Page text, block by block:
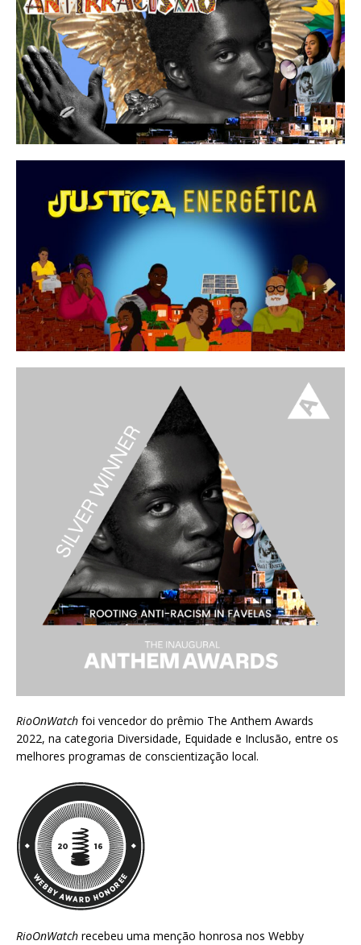
RioOnWatch foi vencedor do prêmio The Anthem Awards
2022, na categoria Diversidade, Equidade e Inclusão, entre os
melhores programas de conscientização local.
RioOnWatch recebeu uma menção honrosa nos Webby